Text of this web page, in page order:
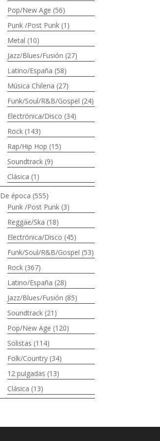
Pop/New Age (56)
Punk /Post Punk (1)
Metal (10)
Jazz/Blues/Fusión (27)
Latino/España (58)
Música Chilena (27)
Funk/Soul/R&B/Gospel (24)
Electrónica/Disco (34)
Rock (143)
Rap/Hip Hop (15)
Soundtrack (9)
Clásica (1)
De época (555)
Punk /Post Punk (3)
Reggae/Ska (18)
Electrónica/Disco (45)
Funk/Soul/R&B/Gospel (53)
Rock (367)
Latino/España (28)
Jazz/Blues/Fusión (85)
Soundtrack (21)
Pop/New Age (120)
Solistas (114)
Folk/Country (34)
12 pulgadas (13)
Clásica (13)